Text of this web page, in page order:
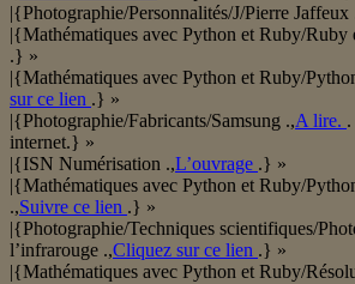
|{Photographie/Personnalités/J/Pierre Jaffeux
|{Mathématiques avec Python et Ruby/Ruby
.} »
|{Mathématiques avec Python et Ruby/
sur ce lien .} »
|{Photographie/Fabricants/Samsung .,A lire.
internet.} »
|{ISN Numérisation .,L’ouvrage .} »
|{Mathématiques avec Python et Ruby/
.,Suivre ce lien .} »
|{Photographie/Techniques scientifiques/
l’infrarouge .,Cliquez sur ce lien .} »
|{Mathématiques avec Python et Ruby/